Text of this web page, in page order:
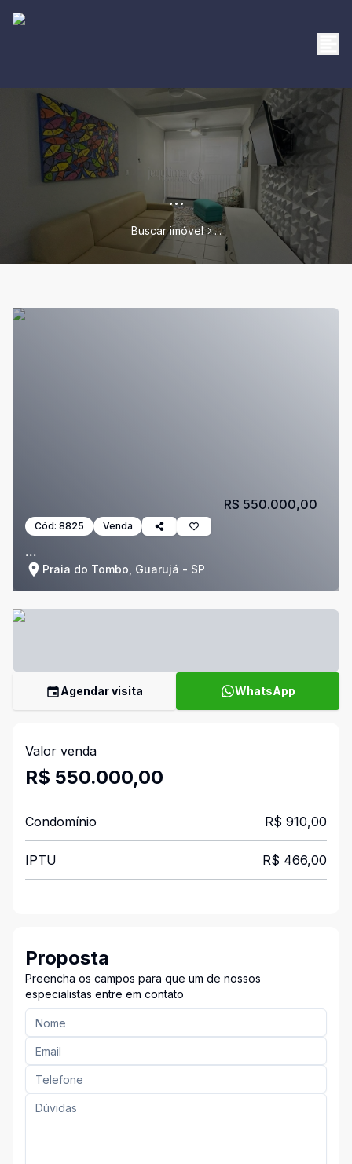
...
Buscar imóvel ...
Cód: 8825 Venda
...
Praia do Tombo, Guarujá - SP
R$ 550.000,00
Agendar visita WhatsApp
Valor venda
R$ 550.000,00
Condomínio R$ 910,00
IPTU R$ 466,00
Proposta
Preencha os campos para que um de nossos
especialistas entre em contato